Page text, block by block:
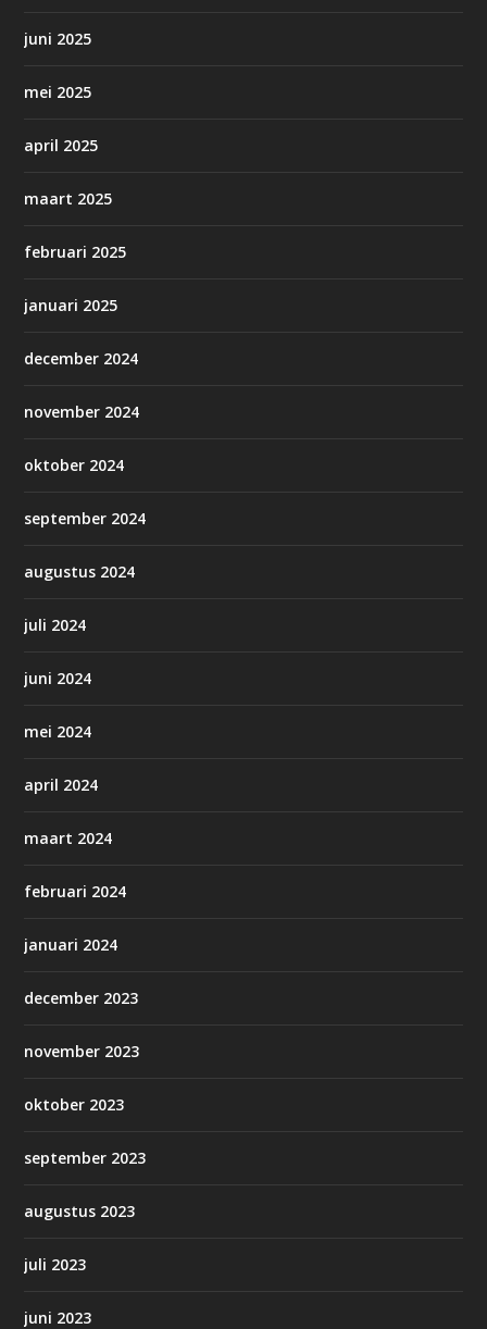
juni 2025
mei 2025
april 2025
maart 2025
februari 2025
januari 2025
december 2024
november 2024
oktober 2024
september 2024
augustus 2024
juli 2024
juni 2024
mei 2024
april 2024
maart 2024
februari 2024
januari 2024
december 2023
november 2023
oktober 2023
september 2023
augustus 2023
juli 2023
juni 2023